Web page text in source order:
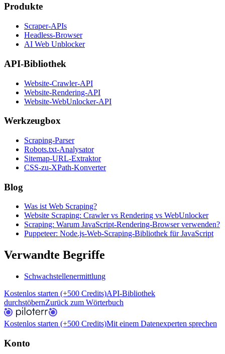
Produkte
Scraper-APIs
Headless-Browser
AI Web Unblocker
API-Bibliothek
Website-Crawler-API
Website-Rendering-API
Website-WebUnlocker-API
Werkzeugbox
Scraping-Parser
Robots.txt-Analysator
Sitemap-URL-Extraktor
CSS-zu-XPath-Konverter
Blog
Was ist Web Scraping?
Website Scraping: Crawler vs Rendering vs WebUnlocker
Scraping: Warum JavaScript-Rendering-Browser verwenden?
Puppeteer: Node.js-Web-Scraping-Bibliothek für JavaScript
Verwandte Begriffe
Schwachstellenermittlung
Kostenlos starten (+500 Credits)API-Bibliothek
durchstöbernZurück zum Wörterbuch
Kostenlos starten (+500 Credits)Mit einem Datenexperten sprechen
Konto